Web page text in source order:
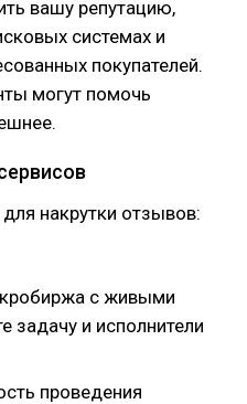
вашу репутацию,
системах и
покупателей.
могут помочь
накрутки отзывов:
с живыми
задачу и исполнители
проведения